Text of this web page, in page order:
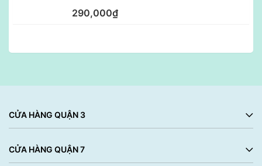
290,000₫
CỬA HÀNG QUẬN 3
CỬA HÀNG QUẬN 7